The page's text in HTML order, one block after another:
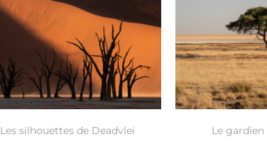
Les silhouettes de Deadvlei Le gardien